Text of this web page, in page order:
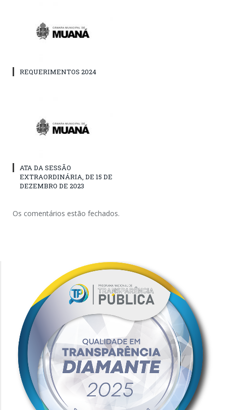
REQUERIMENTOS 2024
ATA DA SESSÃO
EXTRAORDINÁRIA, DE 15 DE
DEZEMBRO DE 2023
Os comentários estão fechados.